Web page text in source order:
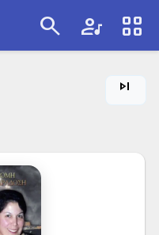
search artist view_cozy
skip_next